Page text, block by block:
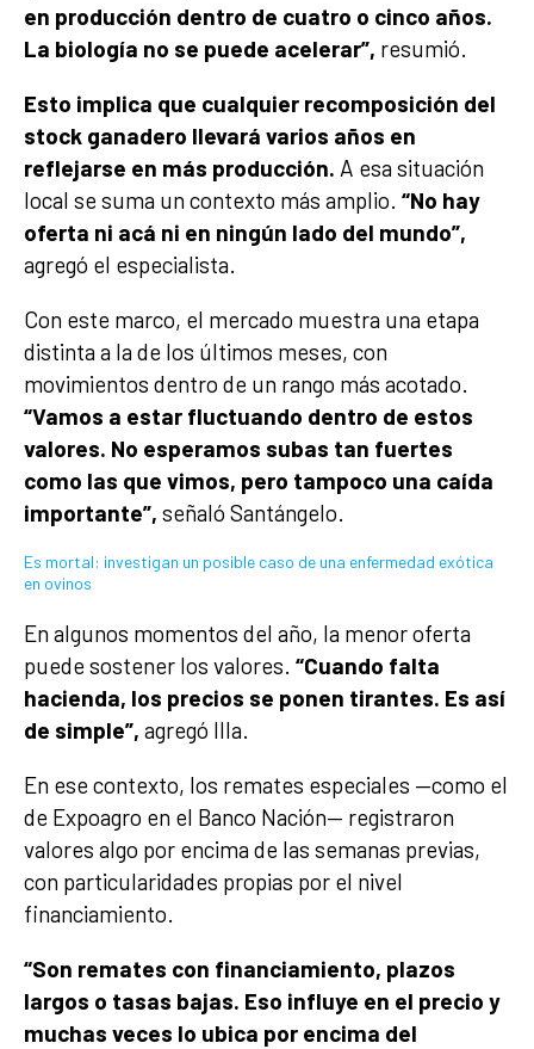
en producción dentro de cuatro o cinco años.
La biología no se puede acelerar”, resumió.
Esto implica que cualquier recomposición del
stock ganadero llevará varios años en
reflejarse en más producción. A esa situación
local se suma un contexto más amplio. “No hay
oferta ni acá ni en ningún lado del mundo”,
agregó el especialista.
Con este marco, el mercado muestra una etapa
distinta a la de los últimos meses, con
movimientos dentro de un rango más acotado.
“Vamos a estar fluctuando dentro de estos
valores. No esperamos subas tan fuertes
como las que vimos, pero tampoco una caída
importante”, señaló Santángelo.
Es mortal: investigan un posible caso de una enfermedad exótica
en ovinos
En algunos momentos del año, la menor oferta
puede sostener los valores. “Cuando falta
hacienda, los precios se ponen tirantes. Es así
de simple”, agregó Illa.
En ese contexto, los remates especiales —como el
de Expoagro en el Banco Nación— registraron
valores algo por encima de las semanas previas,
con particularidades propias por el nivel
financiamiento.
“Son remates con financiamiento, plazos
largos o tasas bajas. Eso influye en el precio y
muchas veces lo ubica por encima del